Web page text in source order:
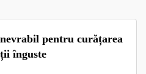
pentru curățarea
înguste